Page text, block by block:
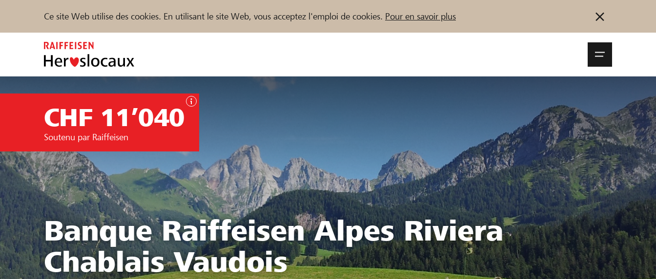
Ce site Web utilise des cookies. En utilisant le site Web, vous acceptez l'emploi de cookies. Pour en savoir plus
Trouvez des projets et des organisations Démarrez maintenant
DE FR IT
CHF 11’040
Soutenu par Raiffeisen
Banque Raiffeisen Alpes Riviera
Chablais Vaudois